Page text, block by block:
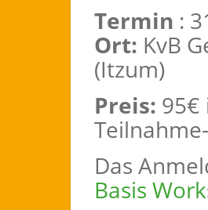
Termin :
Ort: KvB
(Itzum)
Preis: 95€
Das
Basis